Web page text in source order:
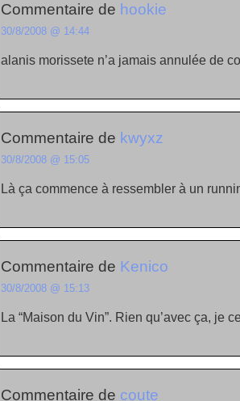
Commentaire de hookie
30/8/2008 @ 14:44
alanis morissete n’a jamais annulée de
Commentaire de kwyxz
30/8/2008 @ 15:05
Là ça commence à ressembler à un
Commentaire de Kenico
30/8/2008 @ 15:13
La “Maison du Vin”. Rien qu’avec ça, je
Commentaire de coute